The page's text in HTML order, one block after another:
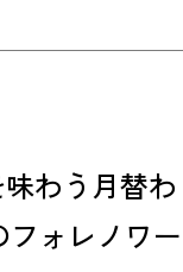
味わう月替
ォレノワ